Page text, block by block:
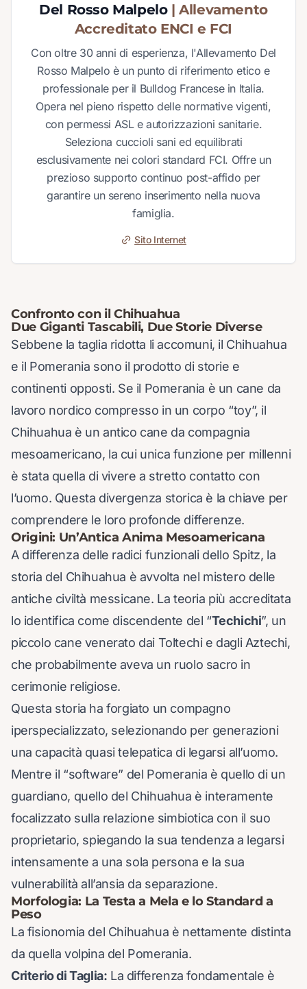
Del Rosso Malpelo | Allevamento
Accreditato ENCI e FCI
Con oltre 30 anni di esperienza, l'Allevamento Del
Rosso Malpelo è un punto di riferimento etico e
professionale per il Bulldog Francese in Italia.
Opera nel pieno rispetto delle normative vigenti,
con permessi ASL e autorizzazioni sanitarie.
Seleziona cuccioli sani ed equilibrati
esclusivamente nei colori standard FCI. Offre un
prezioso supporto continuo post-affido per
garantire un sereno inserimento nella nuova
famiglia.
Sito Internet
Confronto con il Chihuahua
Due Giganti Tascabili, Due Storie Diverse
Sebbene la taglia ridotta li accomuni, il Chihuahua
e il Pomerania sono il prodotto di storie e
continenti opposti. Se il Pomerania è un cane da
lavoro nordico compresso in un corpo “toy”, il
Chihuahua è un antico cane da compagnia
mesoamericano, la cui unica funzione per millenni
è stata quella di vivere a stretto contatto con
l’uomo. Questa divergenza storica è la chiave per
comprendere le loro profonde differenze.
Origini: Un’Antica Anima Mesoamericana
A differenza delle radici funzionali dello Spitz, la
storia del Chihuahua è avvolta nel mistero delle
antiche civiltà messicane. La teoria più accreditata
lo identifica come discendente del “Techichi”, un
piccolo cane venerato dai Toltechi e dagli Aztechi,
che probabilmente aveva un ruolo sacro in
cerimonie religiose.
Questa storia ha forgiato un compagno
iperspecializzato, selezionando per generazioni
una capacità quasi telepatica di legarsi all’uomo.
Mentre il “software” del Pomerania è quello di un
guardiano, quello del Chihuahua è interamente
focalizzato sulla relazione simbiotica con il suo
proprietario, spiegando la sua tendenza a legarsi
intensamente a una sola persona e la sua
vulnerabilità all’ansia da separazione.
Morfologia: La Testa a Mela e lo Standard a
Peso
La fisionomia del Chihuahua è nettamente distinta
da quella volpina del Pomerania.
Criterio di Taglia: La differenza fondamentale è